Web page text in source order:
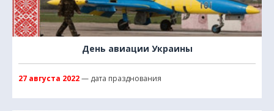
День авиации Украины
27 августа 2022— дата празднования